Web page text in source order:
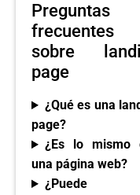
Preguntas
frecuentes
sobre
page
¿Qué es una
page?
¿Es lo mismo
una página web?
¿Puede